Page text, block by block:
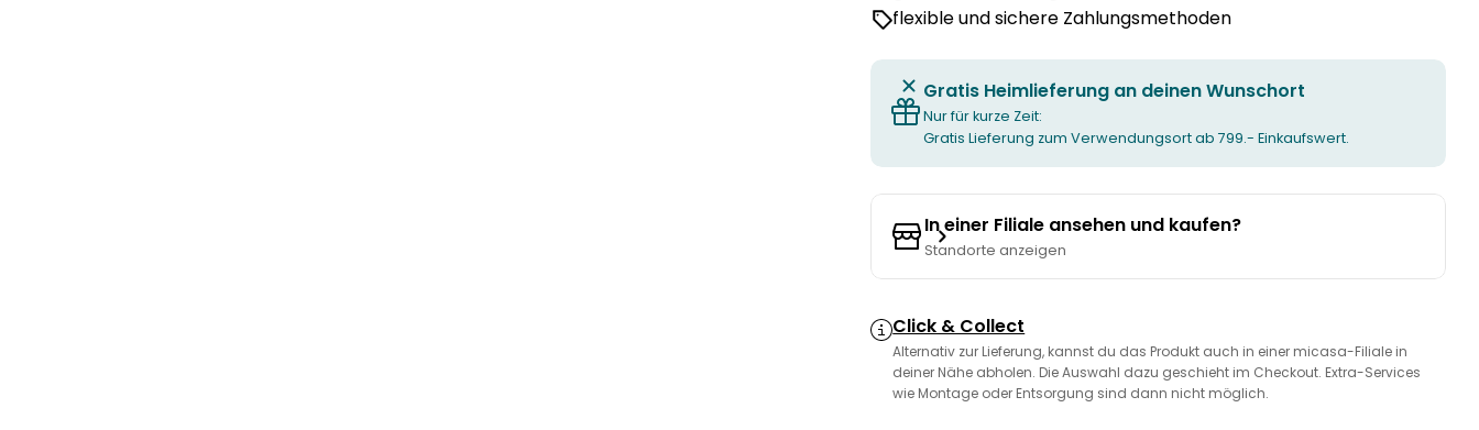
flexible und sichere Zahlungsmethoden
Gratis Heimlieferung an deinen Wunschort
Nur für kurze Zeit:
Gratis Lieferung zum Verwendungsort ab 799.- Einkaufswert.
In einer Filiale ansehen und kaufen?
Standorte anzeigen
Click & Collect
Alternativ zur Lieferung, kannst du das Produkt auch in einer micasa-Filiale in
deiner Nähe abholen. Die Auswahl dazu geschieht im Checkout. Extra-Services
wie Montage oder Entsorgung sind dann nicht möglich.